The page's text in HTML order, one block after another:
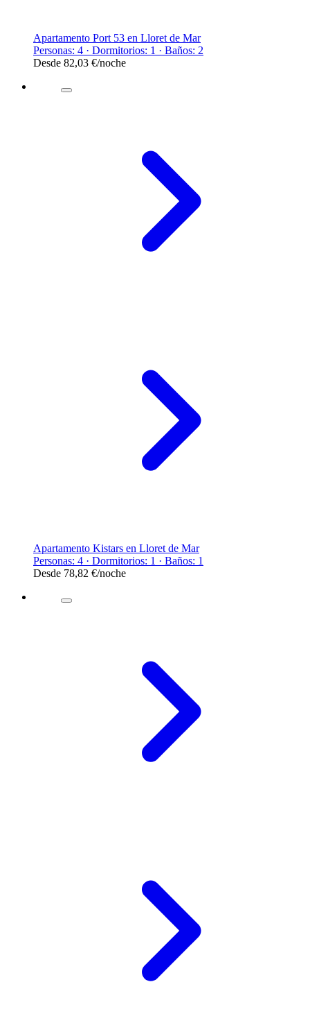
Apartamento Port 53 en Lloret de Mar
Personas: 4 · Dormitorios: 1 · Baños: 2
Desde 82,03 €/noche
Apartamento Kistars en Lloret de Mar
Personas: 4 · Dormitorios: 1 · Baños: 1
Desde 78,82 €/noche